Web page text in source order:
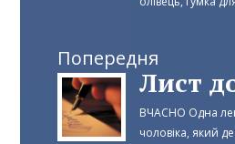
Попередня
Лист
ВЧАСНО Одна
чоловіка, який